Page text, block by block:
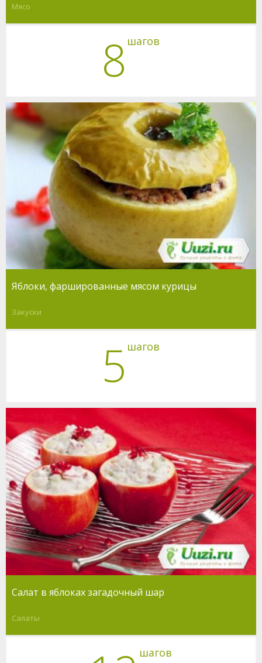
Мясо
8 шагов
Яблоки, фаршированные мясом курицы
Закуски
5 шагов
Салат в яблоках загадочный шар
Салаты
шагов